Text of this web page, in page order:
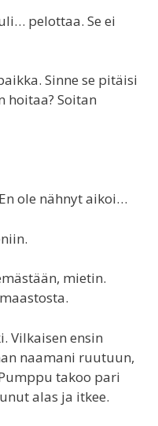
pelottaa. Se ei
Sinne se pitäisi
hoitaa? Soitan
ole nähnyt aikoi…
mietin.
Vilkaisen ensin
naamani ruutuun,
takoo pari
alas ja itkee.